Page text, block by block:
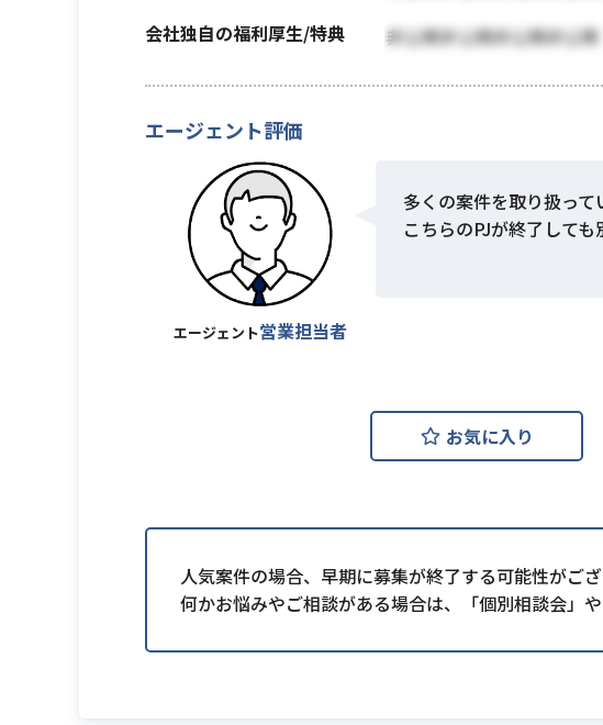
会社独自の福利厚生/特典
非公開非公開非公開非公開
エージェント評価
エージェント営業担当者
多くの案件を取り扱って
こちらのPJが終了しても
お気に入り
人気案件の場合、早期に募集が終了する可能性がご
何かお悩みやご相談がある場合は、「個別相談会」